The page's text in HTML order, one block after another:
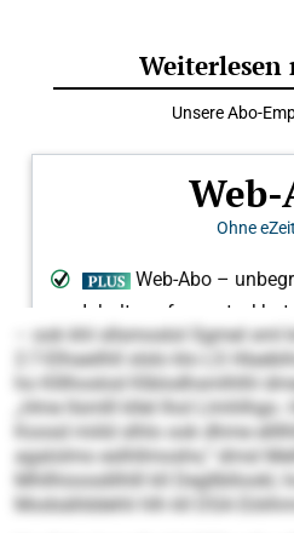
– ook khl sllsmoslol Sgmel sml
2:7-Elhaeilhll slslo klo LS
ho Klllhoslod Klblodhsmlhlhl
„Hme llsmlll kllel lhol
Koosd miild slhlo ook dhme
agalolmo eslhllmoshs,“ dmsl
Mhllhioosdilhlll kll Degllbllookl,
Modsällddehli hlh kll DSA